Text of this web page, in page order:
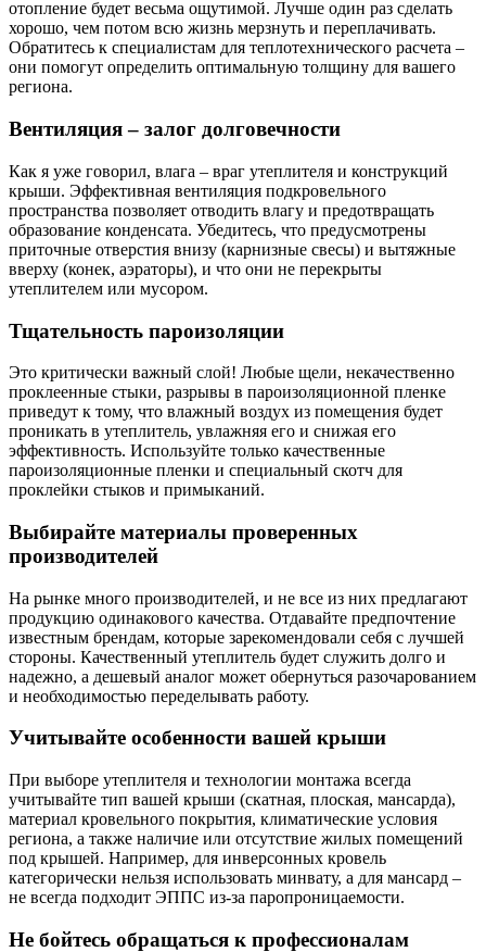
отопление будет весьма ощутимой. Лучше один раз сделать
хорошо, чем потом всю жизнь мерзнуть и переплачивать.
Обратитесь к специалистам для теплотехнического расчета –
они помогут определить оптимальную толщину для вашего
региона.
Вентиляция – залог долговечности
Как я уже говорил, влага – враг утеплителя и конструкций
крыши. Эффективная вентиляция подкровельного
пространства позволяет отводить влагу и предотвращать
образование конденсата. Убедитесь, что предусмотрены
приточные отверстия внизу (карнизные свесы) и вытяжные
вверху (конек, аэраторы), и что они не перекрыты
утеплителем или мусором.
Тщательность пароизоляции
Это критически важный слой! Любые щели, некачественно
проклеенные стыки, разрывы в пароизоляционной пленке
приведут к тому, что влажный воздух из помещения будет
проникать в утеплитель, увлажняя его и снижая его
эффективность. Используйте только качественные
пароизоляционные пленки и специальный скотч для
проклейки стыков и примыканий.
Выбирайте материалы проверенных
производителей
На рынке много производителей, и не все из них предлагают
продукцию одинакового качества. Отдавайте предпочтение
известным брендам, которые зарекомендовали себя с лучшей
стороны. Качественный утеплитель будет служить долго и
надежно, а дешевый аналог может обернуться разочарованием
и необходимостью переделывать работу.
Учитывайте особенности вашей крыши
При выборе утеплителя и технологии монтажа всегда
учитывайте тип вашей крыши (скатная, плоская, мансарда),
материал кровельного покрытия, климатические условия
региона, а также наличие или отсутствие жилых помещений
под крышей. Например, для инверсонных кровель
категорически нельзя использовать минвату, а для мансард –
не всегда подходит ЭППС из-за паропроницаемости.
Не бойтесь обращаться к профессионалам